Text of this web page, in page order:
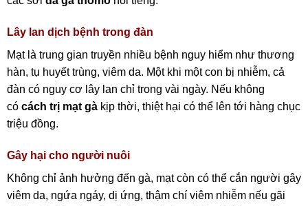
Lây lan dịch bệnh trong đàn
Mạt là trung gian truyền nhiều bệnh nguy hiểm như thương
hàn, tụ huyết trùng, viêm da. Một khi một con bị nhiễm, cả
đàn có nguy cơ lây lan chỉ trong vài ngày. Nếu không
có cách trị mạt gà kịp thời, thiệt hại có thể lên tới hàng chục
triệu đồng.
Gây hại cho người nuôi
Không chỉ ảnh hưởng đến gà, mạt còn có thể cắn người gây
viêm da, ngứa ngáy, dị ứng, thậm chí viêm nhiễm nếu gãi